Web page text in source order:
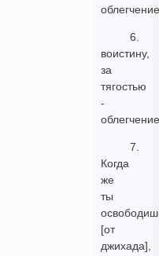
6.
воистину,
за
тягостью
-
7.
Когда
же
ты
[от
джихада],